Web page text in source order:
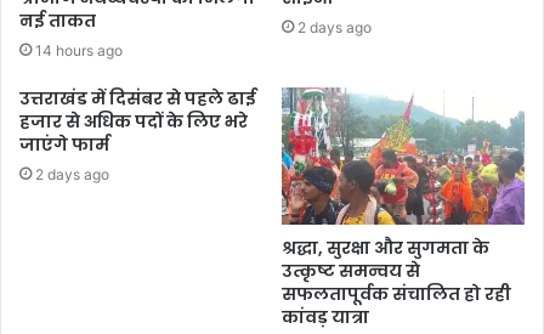
नई ताकत
14 hours ago
2 days ago
उत्तराखंड में दिसंबर से पहले ढाई
हजार से अधिक पदों के लिए भरे
जाएंगे फार्म
2 days ago
श्रद्धा, सुरक्षा और सुगमता के
उत्कृष्ट समन्वय से
सफलतापूर्वक संचालित हो रही
कांवड़ यात्रा